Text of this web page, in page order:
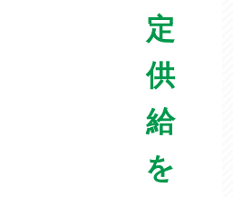
定
供
給
を